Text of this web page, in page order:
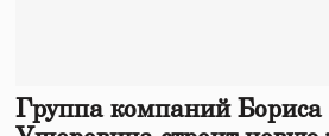
Группа компаний Бориса